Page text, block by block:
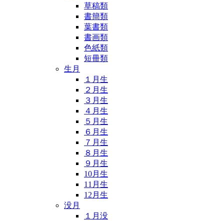
草稿類
書簡類
葉書類
書画類
色紙類
短冊類
生月
１月生
２月生
３月生
４月生
５月生
６月生
７月生
８月生
９月生
10月生
11月生
12月生
没月
１月没